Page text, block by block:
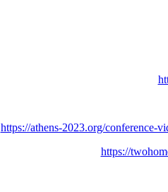
https://athens-2023.org/conference-
https://